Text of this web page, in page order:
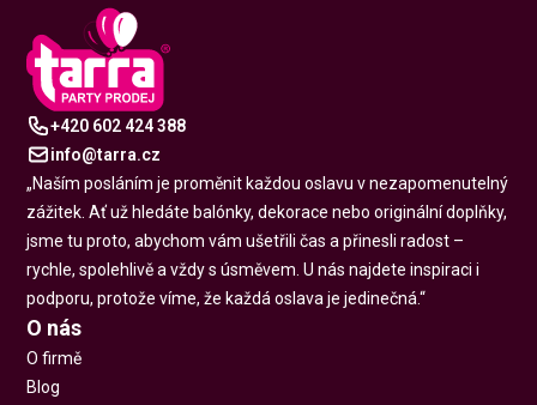
+420 602 424 388
info@tarra.cz
„Naším posláním je proměnit každou oslavu v nezapomenutelný
zážitek. Ať už hledáte balónky, dekorace nebo originální doplňky,
jsme tu proto, abychom vám ušetřili čas a přinesli radost –
rychle, spolehlivě a vždy s úsměvem. U nás najdete inspiraci i
podporu, protože víme, že každá oslava je jedinečná.“
O nás
O firmě
Blog